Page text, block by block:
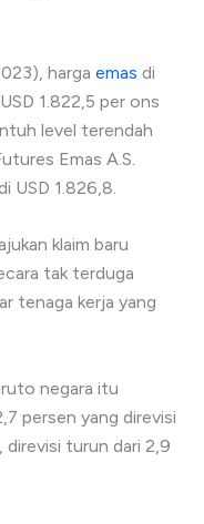
harga emas di
1.822,5 per ons
level terendah
Emas A.S.
USD 1.826,8.
klaim baru
tak terduga
tenaga kerja yang
negara itu
persen yang direvisi
turun dari 2,9